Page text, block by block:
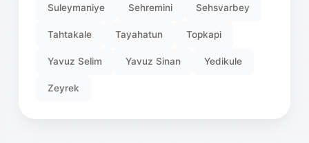
Suleymaniye Sehremini Sehsvarbey
Tahtakale Tayahatun Topkapi
Yavuz Selim Yavuz Sinan Yedikule
Zeyrek